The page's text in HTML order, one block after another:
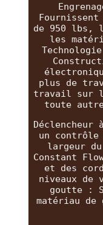
de 950 lbs,
les
plus de
travail sur
toute
un
largeur du
Constant
et des
niveaux de
goutte :
matériau